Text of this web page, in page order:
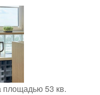
площадью 53 кв.